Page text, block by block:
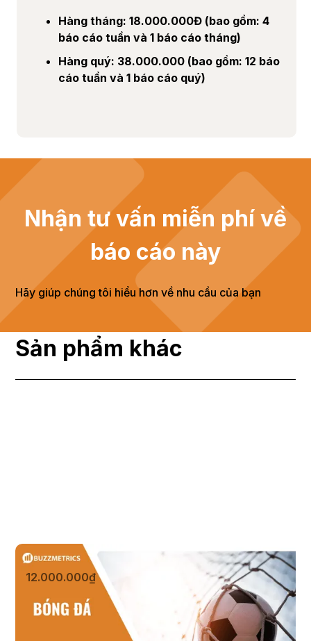
Hàng tháng: 18.000.000Đ (bao gồm: 4
báo cáo tuần và 1 báo cáo tháng)
Hàng quý: 38.000.000 (bao gồm: 12 báo
cáo tuần và 1 báo cáo quý)
Nhận tư vấn miễn phí về
báo cáo này
Hãy giúp chúng tôi hiểu hơn về nhu cầu của bạn
Sản phẩm khác
Bóng đá
12.000.000₫
Xem sản phẩm